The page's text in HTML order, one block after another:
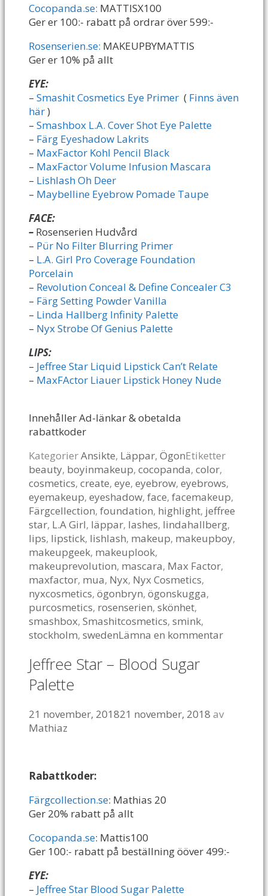
Cocopanda.se: MATTISX100
Ger er 100:- rabatt på ordrar över 599:-
Rosenserien.se: MAKEUPBYMATTIS
Ger er 10% på allt
EYE:
– Smashit Cosmetics Eye Primer ( Finns även
här)
– Smashbox L.A. Cover Shot Eye Palette
– Färg Eyeshadow Lakrits
– MaxFactor Kohl Pencil Black
– MaxFactor Volume Infusion Mascara
– Lishlash Oh Deer
– Maybelline Eyebrow Pomade Taupe
FACE:
– Rosenserien Hudvård
– Pür No Filter Blurring Primer
– L.A. Girl Pro Coverage Foundation
Porcelain
– Revolution Conceal & Define Concealer C3
– Färg Setting Powder Vanilla
– Linda Hallberg Infinity Palette
– Nyx Strobe Of Genius Palette
LIPS:
– Jeffree Star Liquid Lipstick Can’t Relate
– MaxFActor Liauer Lipstick Honey Nude
Innehåller Ad-länkar & obetalda
rabattkoder
KategorierAnsikte, Läppar, ÖgonEtiketter
beauty, boyinmakeup, cocopanda, color,
cosmetics, create, eye, eyebrow, eyebrows,
eyemakeup, eyeshadow, face, facemakeup,
Färgcellection, foundation, highlight, jeffree
star, L.A Girl, läppar, lashes, lindahallberg,
lips, lipstick, lishlash, makeup, makeupboy,
makeupgeek, makeuplook,
makeuprevolution, mascara, Max Factor,
maxfactor, mua, Nyx, Nyx Cosmetics,
nyxcosmetics, ögonbryn, ögonskugga,
purcosmetics, rosenserien, skönhet,
smashbox, Smashitcosmetics, smink,
stockholm, swedenLämna en kommentar
Jeffree Star – Blood Sugar
Palette
21 november, 201821 november, 2018 av
Mathiaz
Rabattkoder:
Färgcollection.se: Mathias 20
Ger 20% rabatt på allt
Cocopanda.se: Mattis100
Ger 100:- rabatt på beställning ööver 499:-
EYE:
– Jeffree Star Blood Sugar Palette